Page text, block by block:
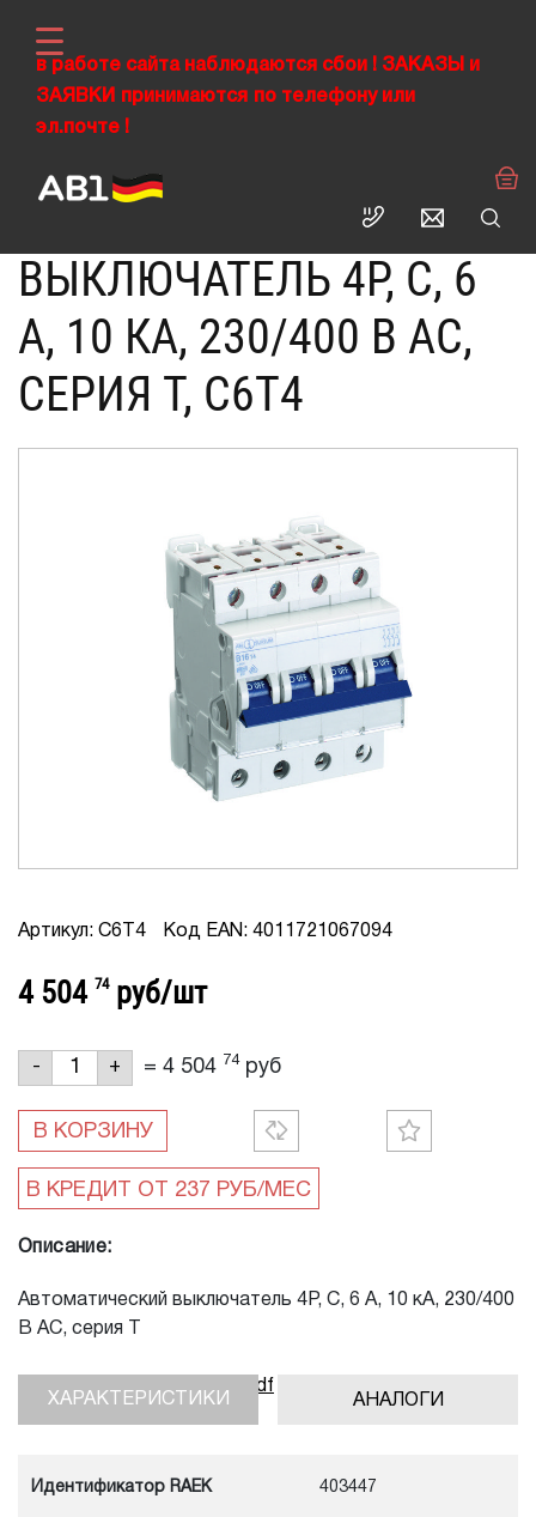
в работе сайта наблюдаются сбои ! ЗАКАЗЫ
и
ЗАЯВКИ
принимаются
по телефону или
эл.почте !
› Модульные низковольтные устройства электрические
Автоматические выключатели
АВТОМАТИЧЕСКИЙ
ВЫКЛЮЧАТЕЛЬ 4P, C, 6
A, 10 КА, 230/400 В AC,
СЕРИЯ Т, C6T4
Артикул: C6T4 Код EAN: 4011721067094
4 504 74 руб/шт
- + = 4 504 74руб
В КОРЗИНУ
Описание:
Автоматический выключатель 4P, C, 6 A, 10 кА, 230/400
В AC, серия Т
Скачать инструкцию, pdf
АНАЛОГИ
ХАРАКТЕРИСТИКИ
Идентификатор RAEK 403447